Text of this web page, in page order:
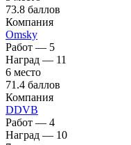
73.8 баллов
Компания
Omsky
Работ — 5
Наград — 11
6 место
71.4 баллов
Компания
DDVB
Работ — 4
Наград — 10